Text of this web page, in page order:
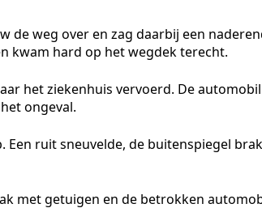
de weg over en zag daarbij een
kwam hard op het wegdek terecht.
het ziekenhuis vervoerd. De
ongeval.
ruit sneuvelde, de buitenspiegel
met getuigen en de betrokken